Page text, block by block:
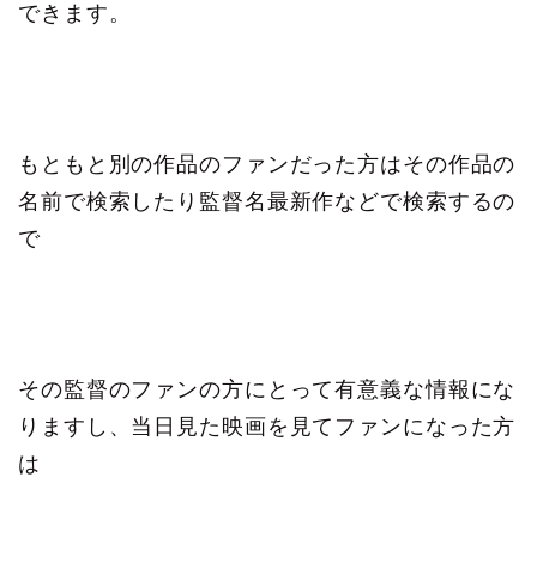
できます。
もともと別の作品のファンだった方はその作品の
名前で検索したり監督名最新作などで検索するの
で
その監督のファンの方にとって有意義な情報にな
りますし、当日見た映画を見てファンになった方
は